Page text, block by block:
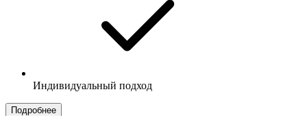
Индивидуальный подход
Подробнее